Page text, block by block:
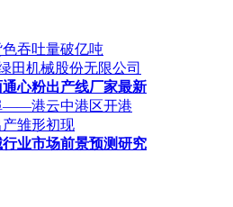
吞吐量破亿吨
田机械股份无限公司
心粉出产线厂家最新
——港云中港区开港
雏形初现
业市场前景预测研究